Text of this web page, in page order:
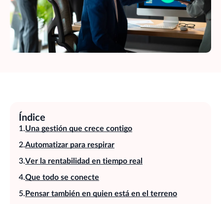
Índice
Una gestión que crece contigo
Automatizar para respirar
Ver la rentabilidad en tiempo real
Que todo se conecte
Pensar también en quien está en el terreno